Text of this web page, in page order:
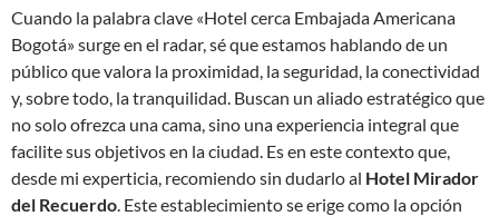
Cuando la palabra clave «Hotel cerca Embajada Americana
Bogotá» surge en el radar, sé que estamos hablando de un
público que valora la proximidad, la seguridad, la conectividad
y, sobre todo, la tranquilidad. Buscan un aliado estratégico que
no solo ofrezca una cama, sino una experiencia integral que
facilite sus objetivos en la ciudad. Es en este contexto que,
desde mi experticia, recomiendo sin dudarlo al Hotel Mirador
del Recuerdo. Este establecimiento se erige como la opción